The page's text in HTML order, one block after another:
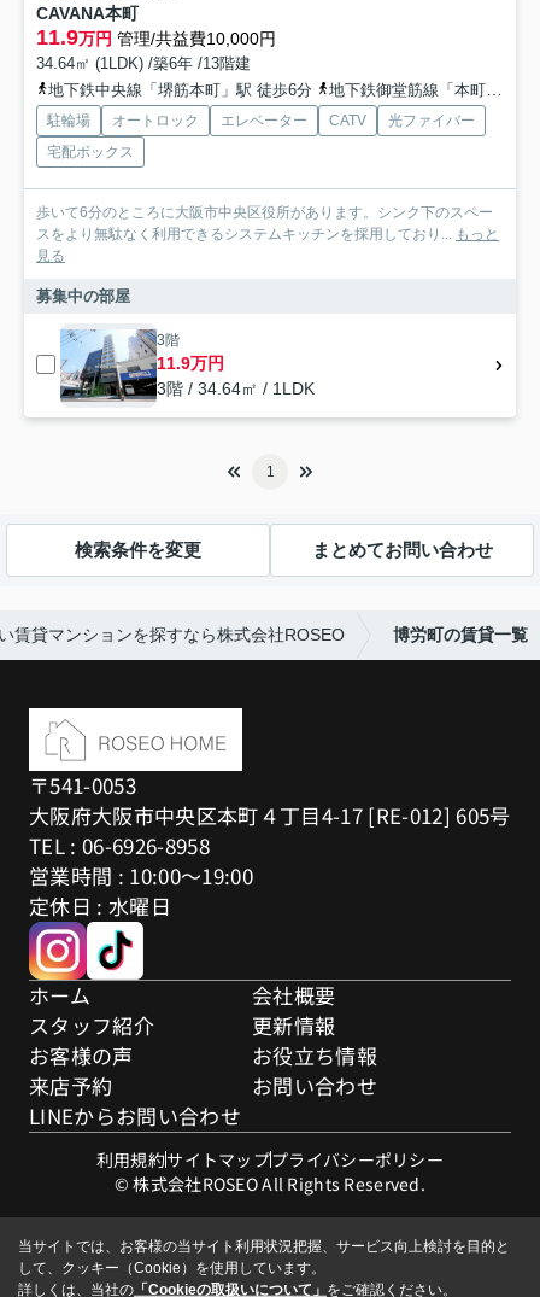
CAVANA本町
11.9万円 管理/共益費10,000円
34.64㎡ (1LDK) /築6年 /13階建
地下鉄中央線「堺筋本町」駅 徒歩6分
地下鉄御堂筋線「本町」駅 徒歩14分
駐輪場 オートロック エレベーター CATV
光ファイバー
宅配ボックス
歩いて6分のところに大阪市中央区役所があります。シンク下のスペー
スをより無駄なく利用できるシステムキッチンを採用しており... もっと
見る
募集中の部屋
3階
11.9万円
3階 / 34.64㎡ / 1LDK
1
検索条件を変更 まとめてお問い合わせ
賃貸マンションを探すなら株式会社ROSEO 博労町の賃貸一覧
〒541-0053
大阪府大阪市中央区本町４丁目4-17 [RE-012] 605号
TEL : 06-6926-8958
営業時間 : 10:00～19:00
定休日 : 水曜日
ホーム
会社概要
スタッフ紹介
更新情報
お客様の声
お役立ち情報
来店予約
お問い合わせ
LINEからお問い合わせ
利用規約サイトマッププライバシーポリシー
© 株式会社ROSEO All Rights Reserved.
当サイトでは、お客様の当サイト利用状況把握、サービス向上検討を目的と
して、クッキー（Cookie）を使用しています。
詳しくは、当社の 「Cookieの取扱いについて」 をご確認ください。